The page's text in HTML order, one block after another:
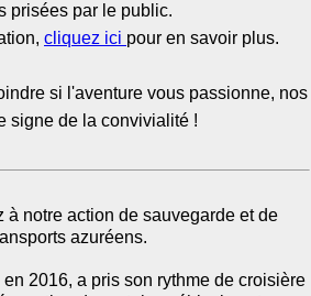
prisées par le public.
cliquez ici pour en savoir plus.
si l'aventure vous passionne, nos
signe de la convivialité !
à notre action de sauvegarde et de
azuréens.
2016, a pris son rythme de croisière